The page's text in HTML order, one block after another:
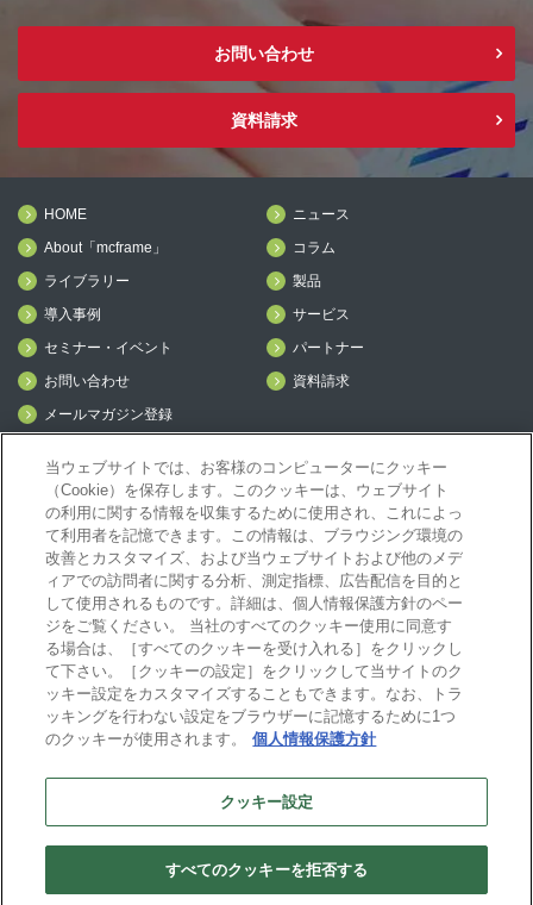
お問い合わせ
資料請求
HOME
ニュース
About「mcframe」
コラム
ライブラリー
製品
導入事例
サービス
セミナー・イベント
パートナー
お問い合わせ
資料請求
メールマガジン登録
mcframeナビ（ユーザ登録者）
mcframeユーザ会サイト（MCUG会員専用）
ID発行をご希望の方はこちら
パートナー専用サイト
mcframe GAパートナー専用サイト
MIJS
B-EN-Gについて
ビジネスエンジニアリング株式会社
当ウェブサイトでは、お客様のコンピューターにクッキー
（Cookie）を保存します。このクッキーは、ウェブサイト
の利用に関する情報を収集するために使用され、これによっ
て利用者を記憶できます。この情報は、ブラウジング環境の
改善とカスタマイズ、および当ウェブサイトおよび他のメデ
ィアでの訪問者に関する分析、測定指標、広告配信を目的と
して使用されるものです。詳細は、個人情報保護方針のペー
ジをご覧ください。 当社のすべてのクッキー使用に同意す
る場合は、［すべてのクッキーを受け入れる］をクリックし
て下さい。［クッキーの設定］をクリックして当サイトのク
ッキー設定をカスタマイズすることもできます。なお、トラ
ッキングを行わない設定をブラウザーに記憶するために1つ
のクッキーが使用されます。
個人情報保護方針
クッキー設定
すべてのクッキーを拒否する